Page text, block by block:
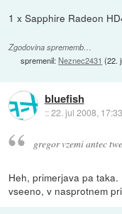
1 x Sapphire Radeon
Zgodovina sprememb…
spremenil:Neznec2431 (22.
bluefish
::22. jul 2008, 17:33
gregor vzemi antec
Heh, primerjava pa
vseeno, v nasprotnem